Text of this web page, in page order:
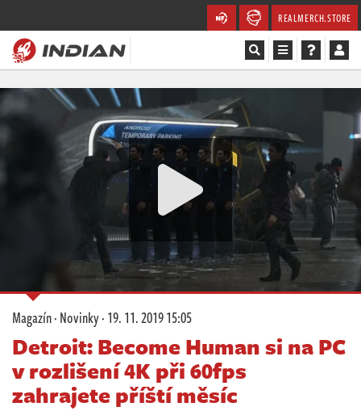
REALMERCH.STORE
Magazín
Komunita
Redakce
Živě
Magazín·Novinky·19. 11. 2019 15:05
Detroit: Become Human si na PC
v rozlišení 4K při 60fps
zahrajete příští měsíc